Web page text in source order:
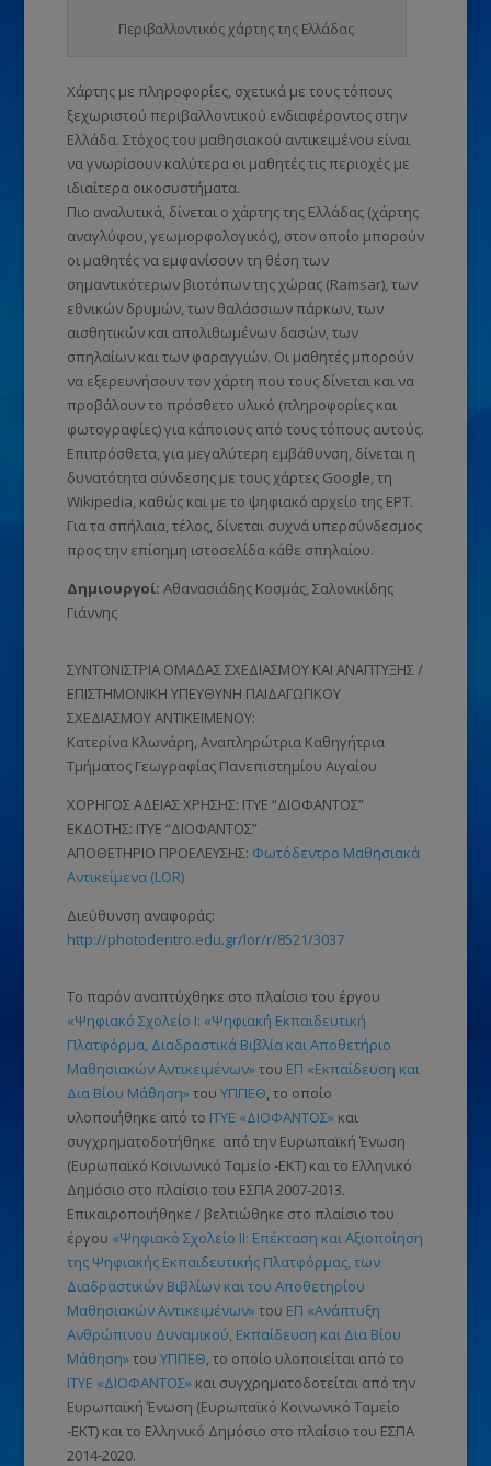
Περιβαλλοντικός χάρτης της Ελλάδας
Χάρτης με πληροφορίες, σχετικά με τους τόπους
ξεχωριστού περιβαλλοντικού ενδιαφέροντος στην
Ελλάδα. Στόχος του μαθησιακού αντικειμένου είναι
να γνωρίσουν καλύτερα οι μαθητές τις περιοχές με
ιδιαίτερα οικοσυστήματα.
Πιο αναλυτικά, δίνεται ο χάρτης της Ελλάδας (χάρτης
αναγλύφου, γεωμορφολογικός), στον οποίο μπορούν
οι μαθητές να εμφανίσουν τη θέση των
σημαντικότερων βιοτόπων της χώρας (Ramsar), των
εθνικών δρυμών, των θαλάσσιων πάρκων, των
αισθητικών και απολιθωμένων δασών, των
σπηλαίων και των φαραγγιών. Οι μαθητές μπορούν
να εξερευνήσουν τον χάρτη που τους δίνεται και να
προβάλουν το πρόσθετο υλικό (πληροφορίες και
φωτογραφίες) για κάποιους από τους τόπους αυτούς.
Επιπρόσθετα, για μεγαλύτερη εμβάθυνση, δίνεται η
δυνατότητα σύνδεσης με τους χάρτες Google, τη
Wikipedia, καθώς και με το ψηφιακό αρχείο της ΕΡΤ.
Για τα σπήλαια, τέλος, δίνεται συχνά υπερσύνδεσμος
προς την επίσημη ιστοσελίδα κάθε σπηλαίου.
Δημιουργoί: Αθανασιάδης Κοσμάς, Σαλονικίδης
Γιάννης
ΣΥΝΤΟΝΙΣΤΡΙΑ ΟΜΑΔΑΣ ΣΧΕΔΙΑΣΜΟΥ ΚΑΙ ΑΝΑΠΤΥΞΗΣ /
ΕΠΙΣΤΗΜΟΝΙΚΗ ΥΠΕΥΘΥΝΗ ΠΑΙΔΑΓΩΓΙΚΟΥ
ΣΧΕΔΙΑΣΜΟΥ ΑΝΤΙΚΕΙΜΕΝΟΥ:
Κατερίνα Κλωνάρη, Αναπληρώτρια Καθηγήτρια
Τμήματος Γεωγραφίας Πανεπιστημίου Αιγαίου
ΧΟΡΗΓΟΣ ΑΔΕΙΑΣ ΧΡΗΣΗΣ: ΙΤΥΕ “ΔΙΟΦΑΝΤΟΣ”
ΕΚΔΟΤΗΣ: ΙΤΥΕ “ΔΙΟΦΑΝΤΟΣ”
ΑΠΟΘΕΤΗΡΙΟ ΠΡΟΕΛΕΥΣΗΣ: Φωτόδεντρο Μαθησιακά
Αντικείμενα (LOR)
Διεύθυνση αναφοράς:
http://photodentro.edu.gr/lor/r/8521/3037
Το παρόν αναπτύχθηκε στο πλαίσιο του έργου
«Ψηφιακό Σχολείο Ι: «Ψηφιακή Εκπαιδευτική
Πλατφόρμα, Διαδραστικά Βιβλία και Αποθετήριο
Μαθησιακών Αντικειμένων»του ΕΠ «Εκπαίδευση και
Δια Βίου Μάθηση»του ΥΠΠΕΘ, το οποίο
υλοποιήθηκε από το ΙΤΥΕ «ΔΙΟΦΑΝΤΟΣ»και
συγχρηματοδοτήθηκε από την Ευρωπαϊκή Ένωση
(Ευρωπαϊκό Κοινωνικό Ταμείο -ΕΚΤ)και το Ελληνικό
Δημόσιο στο πλαίσιο του ΕΣΠΑ 2007-2013.
Επικαιροποιήθηκε / βελτιώθηκε στο πλαίσιο του
έργου «Ψηφιακό Σχολείο ΙΙ: Επέκταση και Αξιοποίηση
της Ψηφιακής Εκπαιδευτικής Πλατφόρμας, των
Διαδραστικών Βιβλίων και του Αποθετηρίου
Μαθησιακών Αντικειμένων»του ΕΠ «Ανάπτυξη
Ανθρώπινου Δυναμικού, Εκπαίδευση και Δια Βίου
Μάθηση»του ΥΠΠΕΘ, το οποίο υλοποιείται από το
ΙΤΥΕ «ΔΙΟΦΑΝΤΟΣ»και συγχρηματοδοτείται από την
Ευρωπαϊκή Ένωση (Ευρωπαϊκό Κοινωνικό Ταμείο
-ΕΚΤ)και το Ελληνικό Δημόσιο στο πλαίσιο του ΕΣΠΑ
2014-2020.